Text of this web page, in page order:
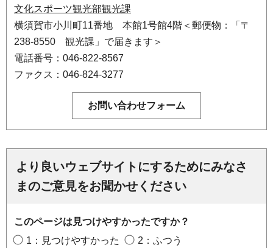
文化スポーツ観光部観光課
横須賀市小川町11番地 本館1号館4階＜郵便物：「〒
238-8550 観光課」で届きます＞
電話番号：046-822-8567
ファクス：046-824-3277
より良いウェブサイトにするためにみなさ
まのご意見をお聞かせください
このページは見つけやすかったですか？
1：見つけやすかった
2：ふつう